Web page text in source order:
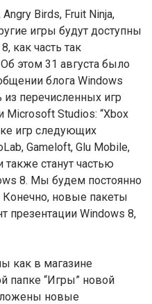
Birds, Fruit Ninja,
игры будут доступны
как часть так
этом 31 августа было
блога Windows
перечисленных игр
Microsoft Studios: “Xbox
игр следующих
Gameloft, Glu Mobile,
станут частью
8. Мы будем постоянно
новые пакеты
презентации Windows 8,
как в магазине
папке “Игры” новой
новые